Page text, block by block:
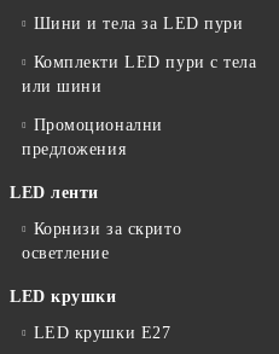
Шини и тела за LED пури
Комплекти LED пури с тела
или шини
Промоционални
предложения
LED ленти
Корнизи за скрито
осветление
LED крушки
LED крушки E27